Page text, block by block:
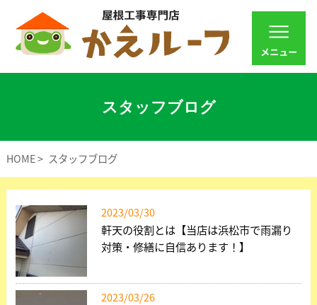
スタッフブログ
HOME スタッフブログ
2023/03/30
軒天の役割とは【当店は浜松市で雨漏り
対策・修繕に自信あります！】
2023/03/26